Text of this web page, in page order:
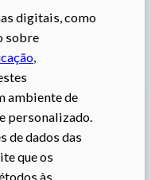
digitais, como
sobre
,
ambiente de
personalizado.
de dados das
que os
às